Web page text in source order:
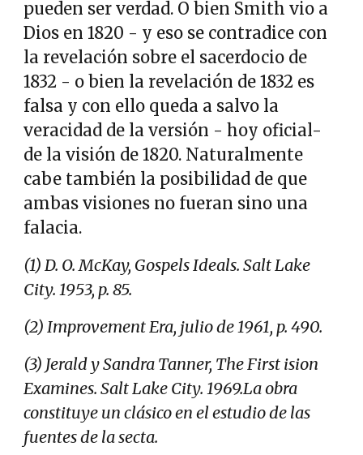
pueden ser verdad. O bien Smith vio a
Dios en 1820 - y eso se contradice con
la revelación sobre el sacerdocio de
1832 - o bien la revelación de 1832 es
falsa y con ello queda a salvo la
veracidad de la versión - hoy oficial-
de la visión de 1820. Naturalmente
cabe también la posibilidad de que
ambas visiones no fueran sino una
falacia.
(1) D. O. McKay, Gospels Ideals. Salt Lake
City. 1953, p. 85.
(2) Improvement Era, julio de 1961, p. 490.
(3) Jerald y Sandra Tanner, The First ision
Examines. Salt Lake City. 1969.La obra
constituye un clásico en el estudio de las
fuentes de la secta.